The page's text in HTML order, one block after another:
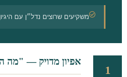
משקיעים שרוצים נדל״ן עם
1
אפיון מדויק —